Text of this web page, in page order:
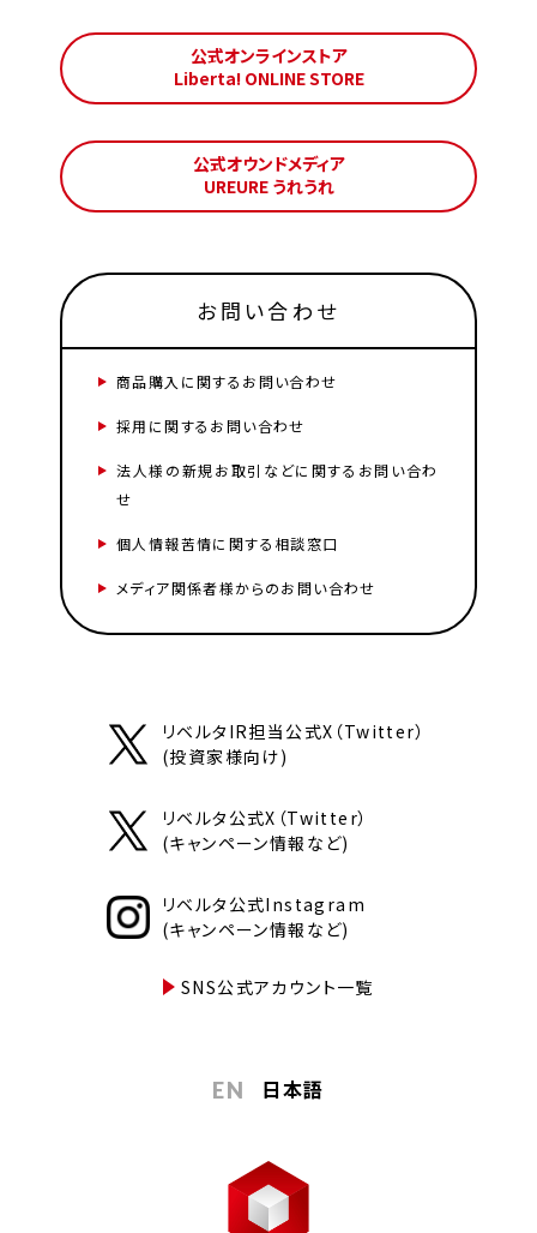
公式オンラインストア
Liberta! ONLINE STORE
公式オウンドメディア
UREURE うれうれ
お問い合わせ
商品購入に関するお問い合わせ
採用に関するお問い合わせ
法人様の新規お取引などに関するお問い合わ
せ
個人情報苦情に関する相談窓口
メディア関係者様からのお問い合わせ
リベルタIR担当公式X（Twitter）
(投資家様向け)
リベルタ公式X（Twitter）
(キャンペーン情報など)
リベルタ公式Instagram
(キャンペーン情報など)
SNS公式アカウント一覧
EN 日本語